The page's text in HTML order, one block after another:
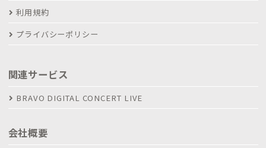
利用規約
プライバシーポリシー
関連サービス
BRAVO DIGITAL CONCERT LIVE
会社概要